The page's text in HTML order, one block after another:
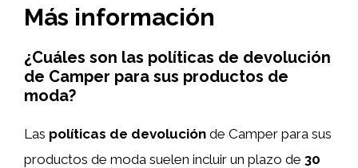
Más información
¿Cuáles son las políticas de devolución
de Camper para sus productos de
moda?
Las políticas de devolución de Camper para sus
productos de moda suelen incluir un plazo de 30